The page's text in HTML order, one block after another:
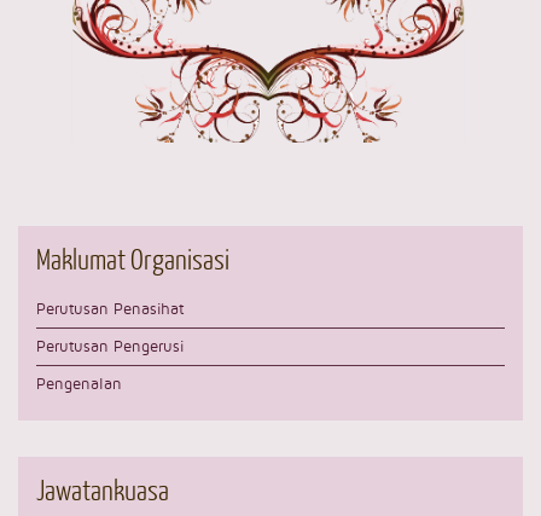
MaklumatOrganisasi
Perutusan Penasihat
Perutusan Pengerusi
Pengenalan
Jawatankuasa